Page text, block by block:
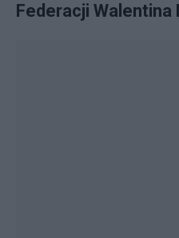
Federacji Walentina